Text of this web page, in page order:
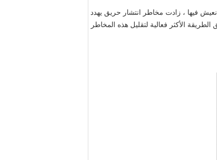
نعيش فيها ، زادت مخاطر انتشار حريق يهدد
الأكثر فعالية لتقليل هذه المخاطر